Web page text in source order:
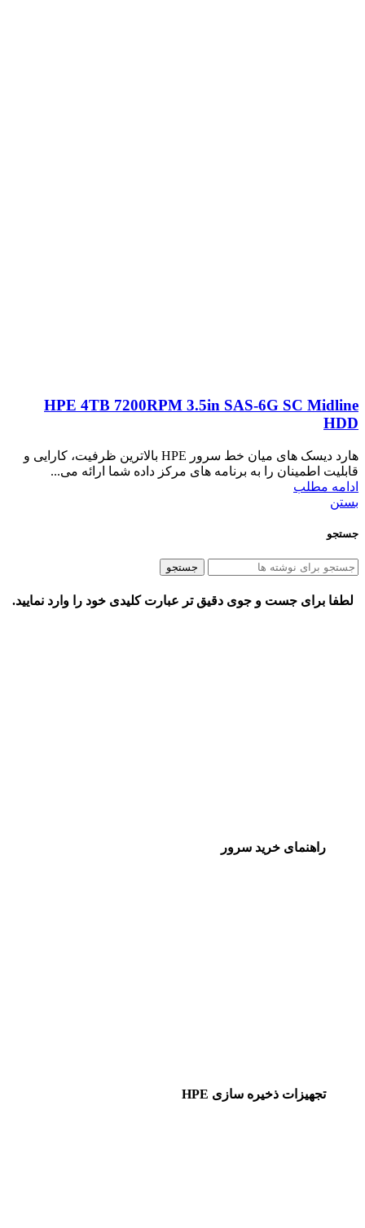
HPE 4TB 7200RPM 3.5in SAS-6G SC Midline
HDD
هارد دیسک های میان خط سرور HPE بالاترین ظرفیت، کارایی و
قابلیت اطمینان را به برنامه های مرکز داده شما ارائه می...
ادامه مطلب
بستن
جستجو
جستجو
لطفا برای جست و جوی دقیق تر عبارت کلیدی خود را وارد نمایید.
راهنمای خرید سرور
تجهیزات ذخیره سازی HPE